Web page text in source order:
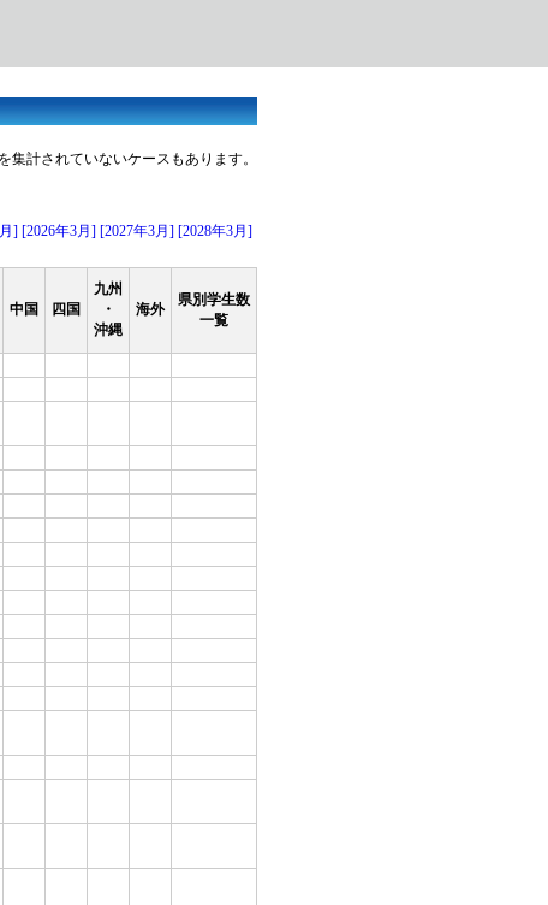
計されていないケースもあります。
] [2026年3月] [2027年3月] [2028年3月]
中国 四国
九州
・
沖縄
海外
県別学生数
一覧